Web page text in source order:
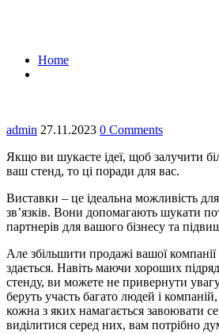
Home
admin 27.11.2023 0 Comments
Якщо ви шукаєте ідеї, щоб залучити
ваш стенд, то ці поради для вас.
Виставки – це ідеальна можливість
зв’язків. Вони допомагають шукати
партнерів для вашого бізнесу та
Але збільшити продажі вашої
здається. Навіть маючи хороших
стенду, ви можете не привернути
беруть участь багато людей і компаній,
кожна з яких намагається завоювати
виділитися серед них, вам потрібно